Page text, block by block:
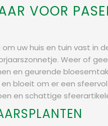
VOOR
uw huis en tuin vast in
Weer of
en geurende
bloeit om er een
en schattige